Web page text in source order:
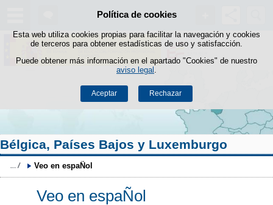
Política de cookies
Esta web utiliza cookies propias para facilitar la navegación y cookies
de terceros para obtener estadísticas de uso y satisfacción.
Puede obtener más información en el apartado "Cookies" de nuestro
aviso legal
Aceptar Rechazar
Saltar al contenido
Bélgica, Países Bajos y Luxemburgo
Veo en espaÑol
Veo en espaÑol